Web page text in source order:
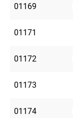
01169
01171
01172
01173
01174